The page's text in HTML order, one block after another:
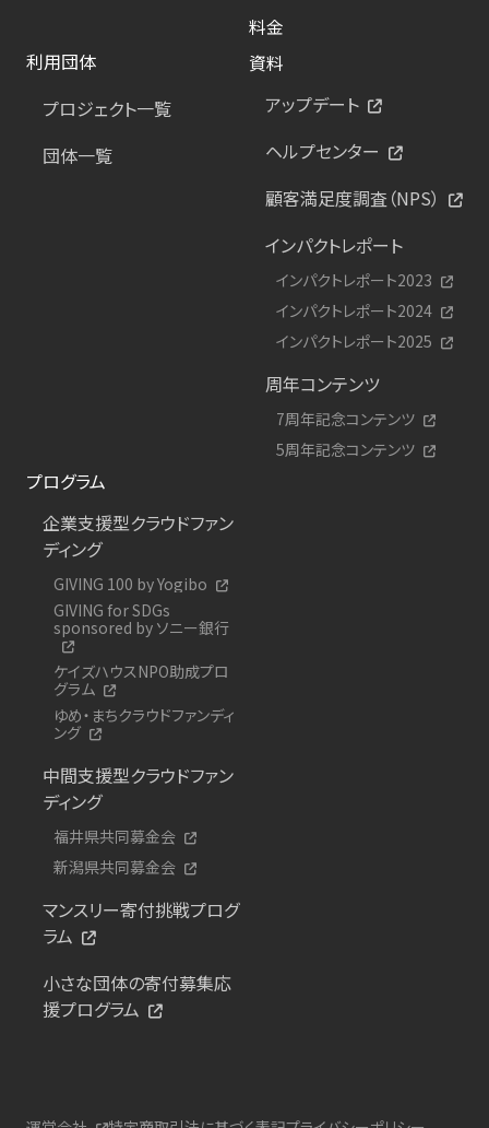
料金
利用団体
プロジェクト一覧
団体一覧
資料
アップデート
ヘルプセンター
顧客満足度調査（NPS）
インパクトレポート
インパクトレポート2023
インパクトレポート2024
インパクトレポート2025
周年コンテンツ
7周年記念コンテンツ
5周年記念コンテンツ
プログラム
企業支援型クラウドファン
ディング
GIVING 100 by Yogibo
GIVING for SDGs
sponsored by ソニー銀行
ケイズハウスNPO助成プロ
グラム
ゆめ・まちクラウドファンディ
ング
中間支援型クラウドファン
ディング
福井県共同募金会
新潟県共同募金会
マンスリー寄付挑戦プログ
ラム
小さな団体の寄付募集応
援プログラム